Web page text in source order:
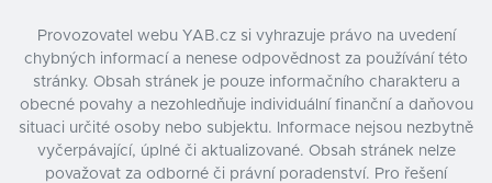
Provozovatel webu YAB.cz si vyhrazuje právo na uvedení
chybných informací a nenese odpovědnost za používání této
stránky. Obsah stránek je pouze informačního charakteru a
obecné povahy a nezohledňuje individuální finanční a daňovou
situaci určité osoby nebo subjektu. Informace nejsou nezbytně
vyčerpávající, úplné či aktualizované. Obsah stránek nelze
považovat za odborné či právní poradenství. Pro řešení